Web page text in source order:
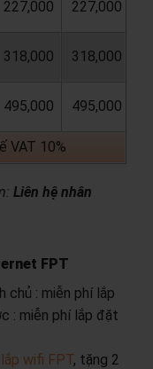
227,000 227,000
318,000 318,000
495,000 495,000
VAT 10%
Liên hệ nhân
FPT
chủ : miễn phí lắp
: miễn phí lắp đặt
lắp wifi FPT, tặng 2